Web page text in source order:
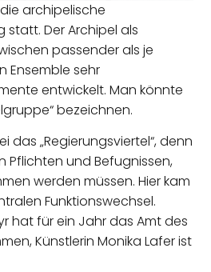
archipelische
statt. Der Archipel als
passender als je
Ensemble sehr
entwickelt. Man könnte
bezeichnen.
das „Regierungsviertel“, denn
Pflichten und Befugnissen,
werden müssen. Hier kam
Funktionswechsel.
hat für ein Jahr das Amt des
Künstlerin Monika Lafer ist